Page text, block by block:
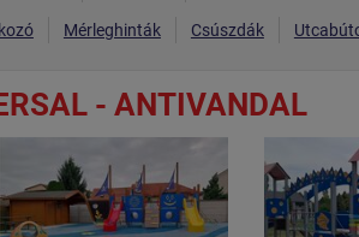
Mérleghinták Csúszdák
- ANTIVANDAL